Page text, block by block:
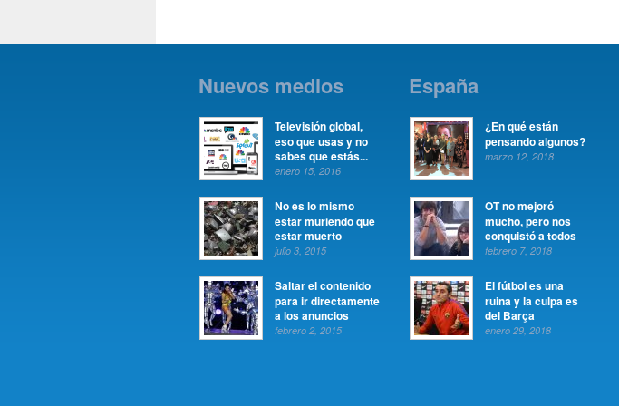
Nuevos medios
Televisión global,
eso que usas y no
sabes que estás...
enero 15, 2016
No es lo mismo
estar muriendo que
estar muerto
julio 3, 2015
Saltar el contenido
para ir directamente
a los anuncios
febrero 2, 2015
España
¿En qué están
pensando algunos?
marzo 12, 2018
OT no mejoró
mucho, pero nos
conquistó a todos
febrero 7, 2018
El fútbol es una
ruina y la culpa es
del Barça
enero 29, 2018